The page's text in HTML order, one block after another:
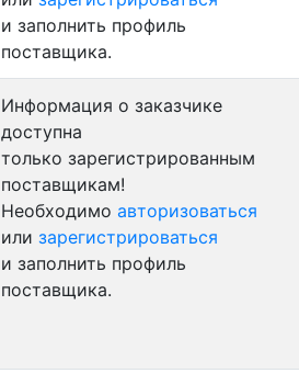
и заполнить профиль
поставщика.
Информация о заказчике
доступна
только зарегистрированным
поставщикам!
Необходимо авторизоваться
или зарегистрироваться
и заполнить профиль
поставщика.